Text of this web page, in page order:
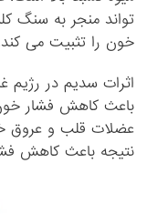
تواند منجر به سنگ
خون را تثبیت می
اثرات سدیم در رژیم
باعث کاهش فشار
عضلات قلب و عروق
نتیجه باعث کاهش